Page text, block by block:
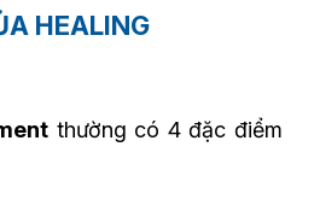
HEALING
thường có 4 đặc điểm